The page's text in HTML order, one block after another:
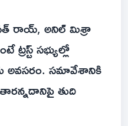
రాయ్‌, అనిల్‌ మిశ్రా
సభ్యుల్లో
అవసరం. సమావేశానికి
తుది